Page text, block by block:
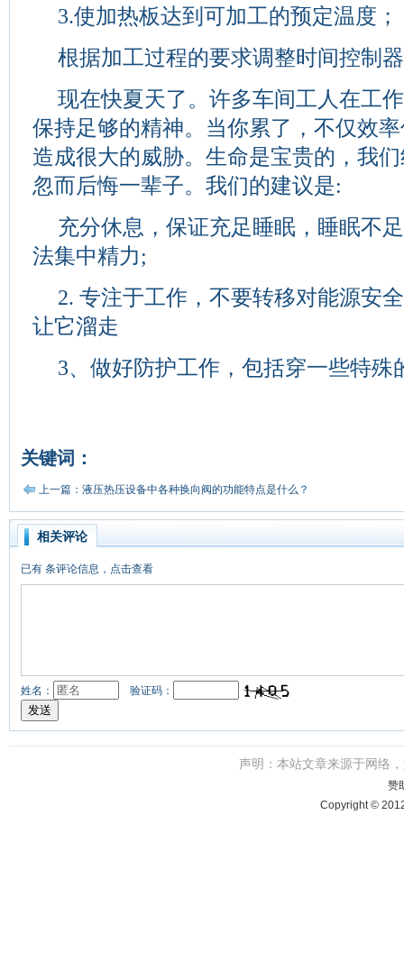
3.使加热板达到可加工的预定温度；
根据加工过程的要求调整时间控制
现在快夏天了。许多车间工人在工
保持足够的精神。当你累了，不仅效
造成很大的威胁。生命是宝贵的，我
忽而后悔一辈子。我们的建议是:
充分休息，保证充足睡眠，睡眠不
法集中精力;
2. 专注于工作，不要转移对能源安
让它溜走
3、做好防护工作，包括穿一些特殊
关键词：
上一篇：液压热压设备中各种换向阀的功能特点是什么？
相关评论
已有 条评论信息，点击查看
姓名： 验证码：
声明：本站文章来源于网络
赞
Copyright ©